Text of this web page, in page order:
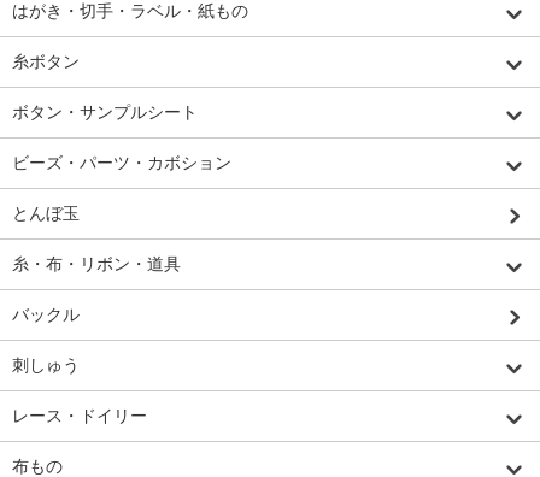
はがき・切手・ラベル・紙もの
糸ボタン
ボタン・サンプルシート
ビーズ・パーツ・カボション
とんぼ玉
糸・布・リボン・道具
バックル
刺しゅう
レース・ドイリー
布もの